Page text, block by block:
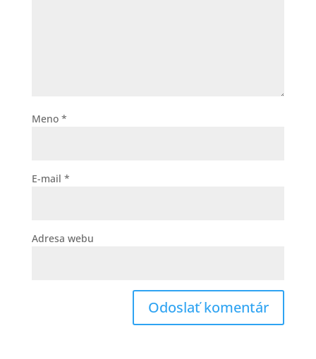
Meno *
E-mail *
Adresa webu